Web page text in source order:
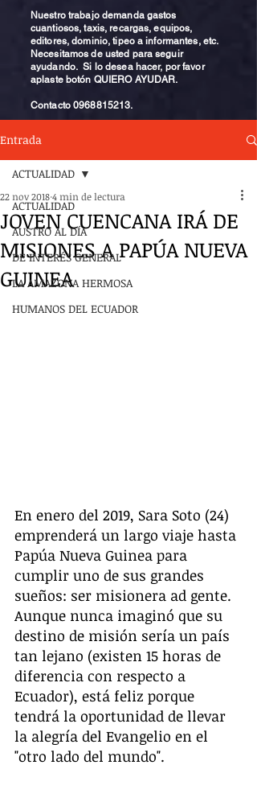
Nuestro trabajo demanda gastos
cuantiosos, taxis, recargas, equipos,
editores, dominio, tipeo a informantes, etc.
Necesitamos de usted para seguir
ayudando. Si lo desea hacer, por favor
aplaste botón QUIERO AYUDAR.
Contacto0968815213.
Entrada
ACTUALIDAD
AUSTRO AL DÍA
DE INTERÉS GENERAL
LA AMAZONA HERMOSA
HUMANOS DEL ECUADOR
ACTUALIDAD
JOVEN CUENCANA IRÁ DE
MISIONES A PAPÚA NUEVA
GUINEA
22 nov 20184 min de lectura
En enero del 2019, Sara Soto (24)
emprenderá un largo viaje hasta
Papúa Nueva Guinea para
cumplir uno de sus grandes
sueños: ser misionera ad gente.
Aunque nunca imaginó que su
destino de misión sería un país
tan lejano (existen 15 horas de
diferencia con respecto a
Ecuador), está feliz porque
tendrá la oportunidad de llevar
la alegría del Evangelio en el
"otro lado del mundo".